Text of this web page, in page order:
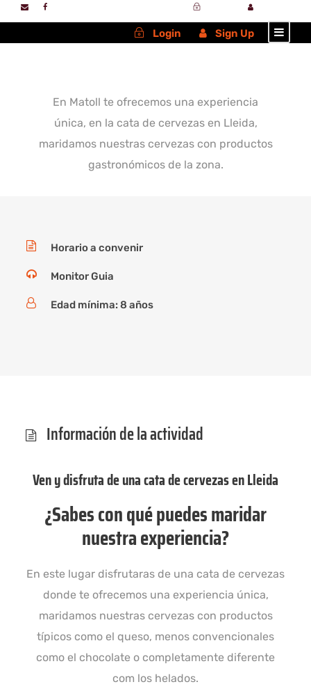
Login Sign Up
En Matoll te ofrecemos una experiencia
única, en la cata de cervezas en Lleida,
maridamos nuestras cervezas con productos
gastronómicos de la zona.
Horario a convenir
Monitor Guia
Edad mínima: 8 años
Información de la actividad
Ven y disfruta de una cata de cervezas en Lleida
¿Sabes con qué puedes maridar
nuestra experiencia?
En este lugar disfrutaras de una cata de cervezas
donde te ofrecemos una experiencia única,
maridamos nuestras cervezas con productos
típicos como el queso, menos convencionales
como el chocolate o completamente diferente
com los helados.